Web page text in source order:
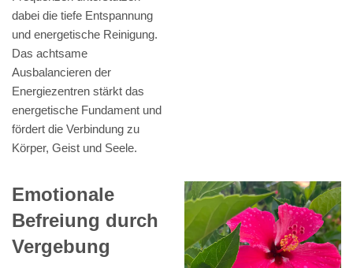
dabei die tiefe Entspannung
und energetische Reinigung.
Das achtsame
Ausbalancieren der
Energiezentren stärkt das
energetische Fundament und
fördert die Verbindung zu
Körper, Geist und Seele.
Emotionale
Befreiung durch
Vergebung